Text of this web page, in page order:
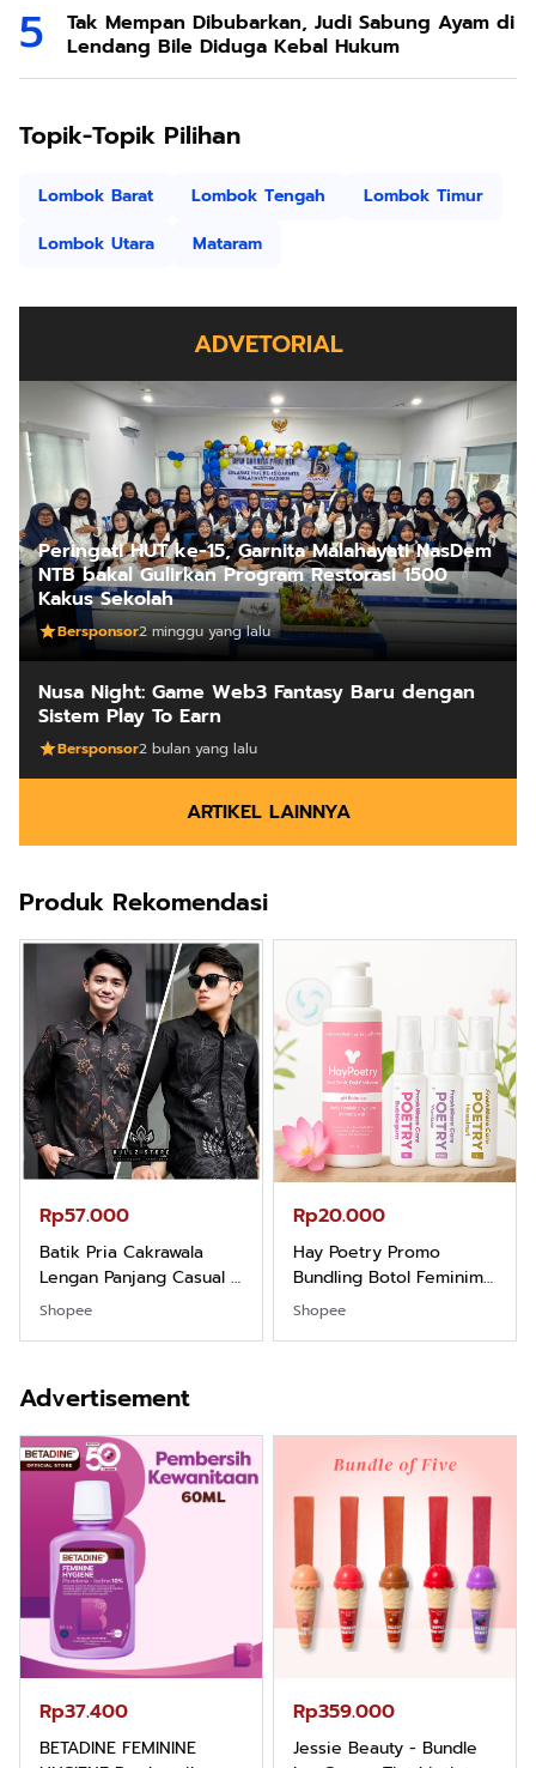
Tak Mempan Dibubarkan, Judi Sabung Ayam di
Lendang Bile Diduga Kebal Hukum
Topik-Topik Pilihan
Lombok Barat Lombok Tengah
Lombok Timur
Lombok Utara
Mataram
ADVETORIAL
Peringati HUT ke-15, Garnita Malahayati NasDem
NTB bakal Gulirkan Program Restorasi 1500
Kakus Sekolah
Bersponsor2 minggu yang lalu
Nusa Night: Game Web3 Fantasy Baru dengan
Sistem Play To Earn
Bersponsor2 bulan yang lalu
ARTIKEL LAINNYA
Produk Rekomendasi
Rp57.000
Batik Pria Cakrawala
Lengan Panjang Casual -
Kemeja Batik Pria
Dewasa Lengan Panjang
Santai Slimfit Formal
Shopee
Rp20.000
Hay Poetry Promo
Bundling Botol Feminim
Care Perawatan
Keputihan Kewanitaan
Shopee
Advertisement
Rp37.400
BETADINE FEMININE
Rp359.000
Jessie Beauty - Bundle